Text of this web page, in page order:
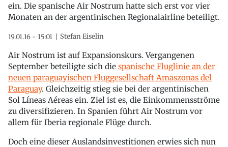
ein. Die spanische Air Nostrum hatte sich erst vor vier
Monaten an der argentinischen Regionalairline beteiligt.
19.01.16 - 15:01 Stefan Eiselin
Air Nostrum ist auf Expansionskurs. Vergangenen
September beteiligte sich die spanische Fluglinie an der
neuen paraguayischen Fluggesellschaft Amaszonas del
Paraguay. Gleichzeitig stieg sie bei der argentinischen
Sol Líneas Aéreas ein. Ziel ist es, die Einkommensströme
zu diversifizieren. In Spanien führt Air Nostrum vor
allem für Iberia regionale Flüge durch.
Doch eine dieser Auslandsinvestitionen erwies sich nun